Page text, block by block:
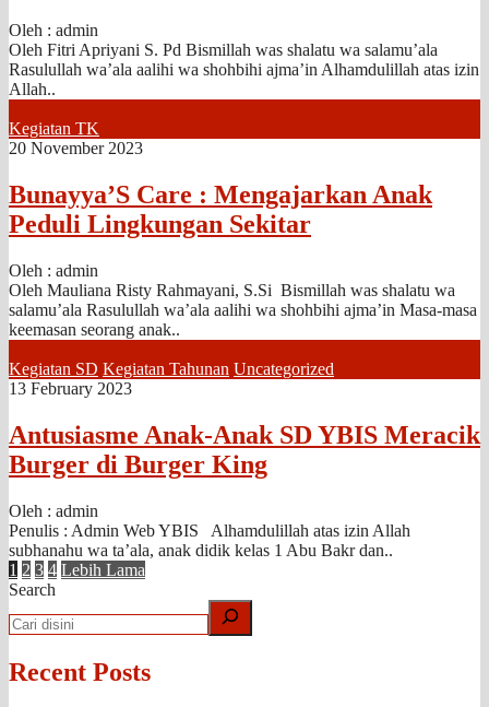
Oleh : admin
Oleh Fitri Apriyani S. Pd Bismillah was shalatu wa salamu’ala
Rasulullah wa’ala aalihi wa shohbihi ajma’in Alhamdulillah atas izin
Allah..
Kegiatan TK
20 November 2023
Bunayya’S Care : Mengajarkan Anak
Peduli Lingkungan Sekitar
Oleh : admin
Oleh Mauliana Risty Rahmayani, S.Si Bismillah was shalatu wa
salamu’ala Rasulullah wa’ala aalihi wa shohbihi ajma’in Masa-masa
keemasan seorang anak..
Kegiatan SD Kegiatan Tahunan Uncategorized
13 February 2023
Antusiasme Anak-Anak SD YBIS Meracik
Burger di Burger King
Oleh : admin
Penulis : Admin Web YBIS Alhamdulillah atas izin Allah
subhanahu wa ta’ala, anak didik kelas 1 Abu Bakr dan..
1 2 3 4 Lebih Lama
Search
Recent Posts